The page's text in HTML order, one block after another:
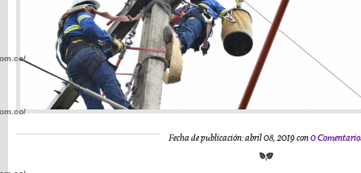
Fecha de publicación: abril 08, 2019 con0
wp-
wp-